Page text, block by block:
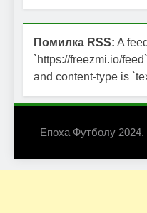
Помилка RSS: A
`https://freezmi.io/
and content-type is
Епоха Футболу